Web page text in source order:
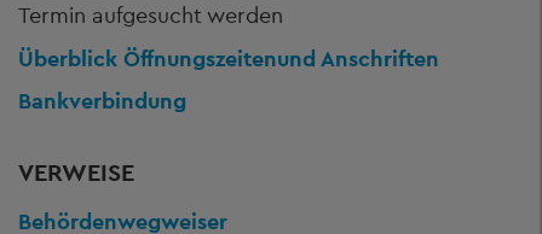
Termin aufgesucht werden
Überblick Öffnungszeitenund Anschriften
Bankverbindung
VERWEISE
Behördenwegweiser